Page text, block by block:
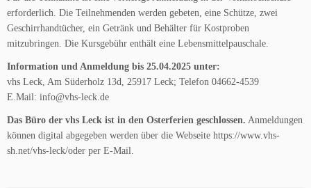
erforderlich. Die Teilnehmenden werden gebeten, eine Schütze, zwei
Geschirrhandtücher, ein Getränk und Behälter für Kostproben
mitzubringen. Die Kursgebühr enthält eine Lebensmittelpauschale.
Information und Anmeldung bis 25.04.2025 unter:
vhs Leck, Am Süderholz 13d, 25917 Leck; Telefon 04662-4539
E.Mail: info@vhs-leck.de
Das Büro der vhs Leck ist in den Osterferien geschlossen. Anmeldungen
können digital abgegeben werden über die Webseite https://www.vhs-
sh.net/vhs-leck/oder per E-Mail.